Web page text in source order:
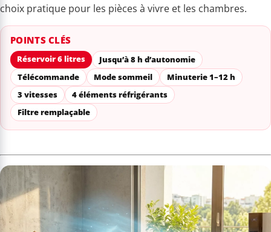
choix pratique pour les pièces à vivre et les chambres.
POINTS CLÉS
Réservoir 6 litres
Jusqu’à 8 h d’autonomie
Télécommande
Mode sommeil
Minuterie 1–12 h
3 vitesses
4 éléments réfrigérants
Filtre remplaçable